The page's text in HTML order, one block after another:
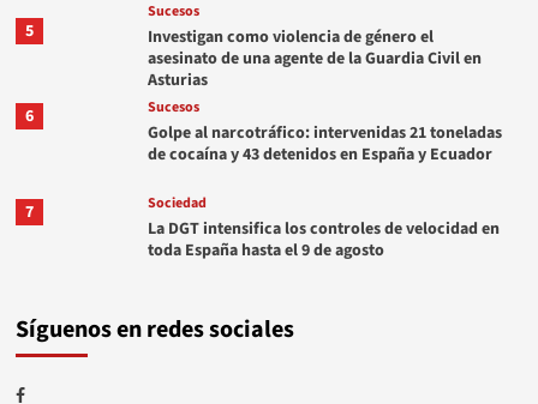
5
Sucesos
Investigan como violencia de género el
asesinato de una agente de la Guardia Civil en
Asturias
6
Sucesos
Golpe al narcotráfico: intervenidas 21 toneladas
de cocaína y 43 detenidos en España y Ecuador
7 Sociedad
La DGT intensifica los controles de velocidad en
toda España hasta el 9 de agosto
Síguenos en redes sociales
Facebook